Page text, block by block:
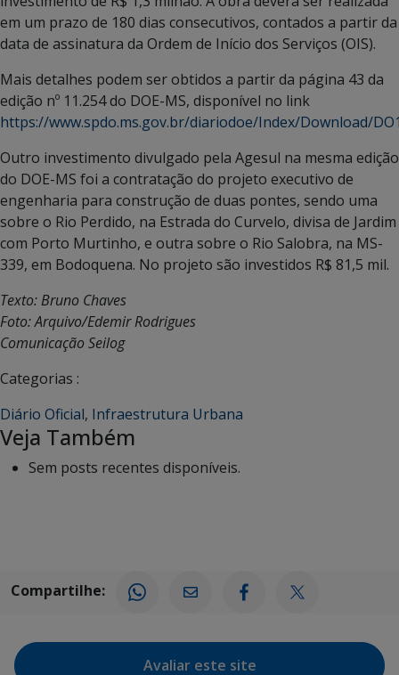
em um prazo de 180 dias consecutivos, contados a partir da
data de assinatura da Ordem de Início dos Serviços (OIS).
Mais detalhes podem ser obtidos a partir da página 43 da
edição nº 11.254 do DOE-MS, disponível no link
https://www.spdo.ms.gov.br/diariodoe/Index/Download/
Outro investimento divulgado pela Agesul na mesma edição
do DOE-MS foi a contratação do projeto executivo de
engenharia para construção de duas pontes, sendo uma
sobre o Rio Perdido, na Estrada do Curvelo, divisa de Jardim
com Porto Murtinho, e outra sobre o Rio Salobra, na MS-
339, em Bodoquena. No projeto são investidos R$ 81,5 mil.
Texto: Bruno Chaves
Foto: Arquivo/Edemir Rodrigues
Comunicação Seilog
Categorias :
Diário Oficial, Infraestrutura Urbana
Veja Também
Sem posts recentes disponíveis.
Compartilhe:
Avaliar este site